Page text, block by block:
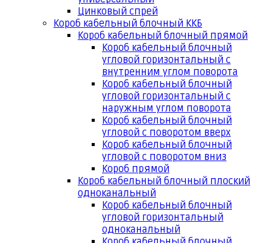
Цинковый спрей
Короб кабельный блочный ККБ
Короб кабельный блочный прямой
Короб кабельный блочный
угловой горизонтальный с
внутренним углом поворота
Короб кабельный блочный
угловой горизонтальный с
наружным углом поворота
Короб кабельный блочный
угловой с поворотом вверх
Короб кабельный блочный
угловой с поворотом вниз
Короб прямой
Короб кабельный блочный плоский
одноканальный
Короб кабельный блочный
угловой горизонтальный
одноканальный